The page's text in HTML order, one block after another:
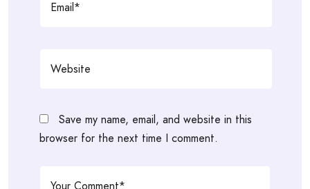
Save my name, email, and website in this
browser for the next time I comment.